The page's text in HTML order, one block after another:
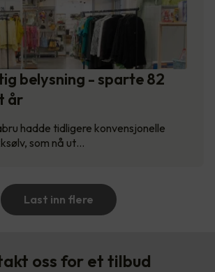
belysning - sparte 82
år
hadde tidligere konvensjonelle
som nå ut…
Last inn flere
oss for et tilbud